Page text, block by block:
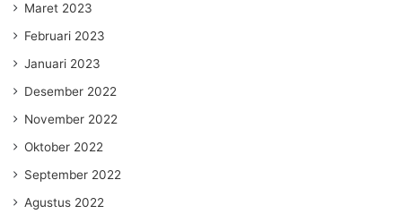
Maret 2023
Februari 2023
Januari 2023
Desember 2022
November 2022
Oktober 2022
September 2022
Agustus 2022